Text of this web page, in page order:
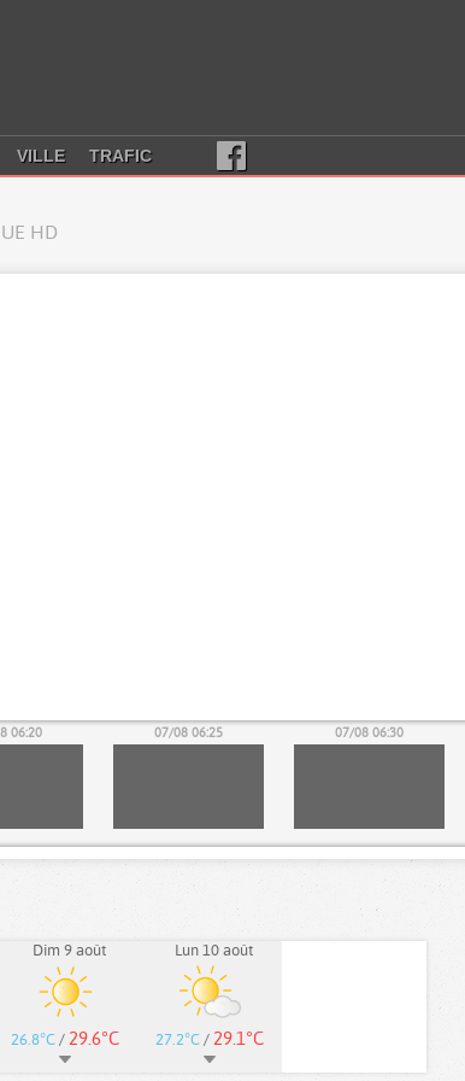
VILLE TRAFIC
HD
06:20 07/08 06:25 07/08 06:30
Dim 9 août
26.8°C / 29.6°C
Lun 10 août
27.2°C / 29.1°C